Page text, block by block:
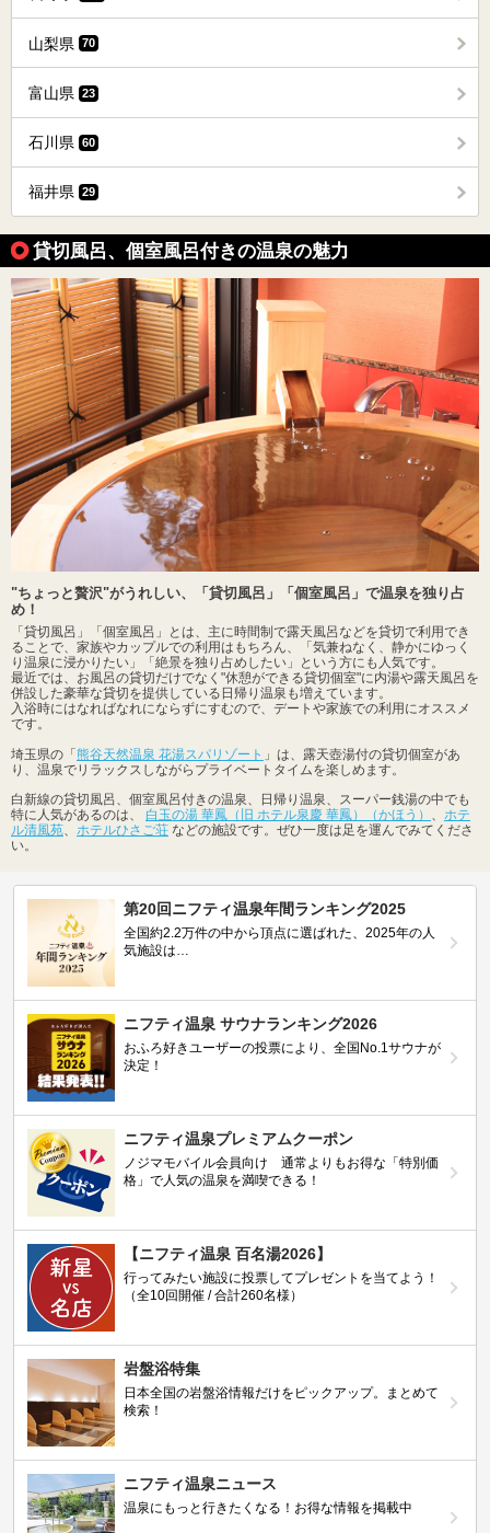
山梨県 70
富山県 23
石川県 60
福井県 29
貸切風呂、個室風呂付きの温泉の魅力
"ちょっと贅沢"がうれしい、「貸切風呂」「個室風呂」で温泉を独り占
め！
「貸切風呂」「個室風呂」とは、主に時間制で露天風呂などを貸切で利用でき
ることで、家族やカップルでの利用はもちろん、「気兼ねなく、静かにゆっく
り温泉に浸かりたい」「絶景を独り占めしたい」という方にも人気です。
最近では、お風呂の貸切だけでなく"休憩ができる貸切個室"に内湯や露天風呂を
併設した豪華な貸切を提供している日帰り温泉も増えています。
入浴時にはなればなれにならずにすむので、デートや家族での利用にオススメ
です。
埼玉県の「熊谷天然温泉 花湯スパリゾート 」は、露天壺湯付の貸切個室があ
り、温泉でリラックスしながらプライベートタイムを楽しめます。
白新線の貸切風呂、個室風呂付きの温泉、日帰り温泉、スーパー銭湯の中でも
特に人気があるのは、 白玉の湯 華鳳（旧 ホテル泉慶 華鳳）（かほう）
ホテ
ル清風苑
ホテルひさご荘 などの施設です。ぜひ一度は足を運んでみてくださ
い。
第20回ニフティ温泉年間ランキング2025
全国約2.2万件の中から頂点に選ばれた、2025年の人
気施設は…
ニフティ温泉 サウナランキング2026
おふろ好きユーザーの投票により、全国No.1サウナが
決定！
ニフティ温泉プレミアムクーポン
ノジマモバイル会員向け 通常よりもお得な「特別価
格」で人気の温泉を満喫できる！
【ニフティ温泉 百名湯2026】
行ってみたい施設に投票してプレゼントを当てよう！
（全10回開催 / 合計260名様）
岩盤浴特集
日本全国の岩盤浴情報だけをピックアップ。まとめて
検索！
ニフティ温泉ニュース
温泉にもっと行きたくなる！お得な情報を掲載中